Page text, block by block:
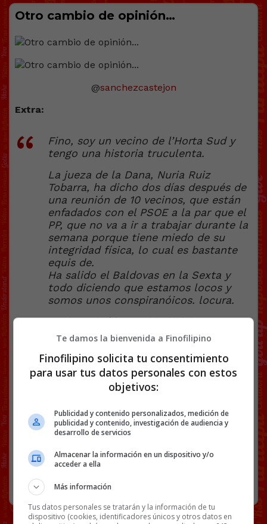
Otro cambio de opinión…
@sanchezcastejon
Extra:
Fino, soy un vecino de l’Horta Sud y
tengo una historia truculenta.
La jueza de la Dana, Nuria Ruiz
Tobarra, ha dicho dos días después de
una reunión de 10 vecinos, que están
enfadados con el PSOE a la par que el
PP, que no va a ir a trabajar durante la
semana porque tiene miedo de su
integridad física, lo cual es bastante
equis de.
Ha salido el Baldovas en la Sexta y
todo diciendo que estamos locos y
somos unos conspiranóicos. locura.
Te dejo el vídeo y ellinkdel resumen!
Meo sentao. @Marc
Facebook
Twitter
WhatsApp
Gmail
Copy
Link
40 COMENTARIOS
RANDOM
Te damos la bienvenida a Finofilipino
Finofilipino solicita tu consentimiento
para usar tus datos personales con estos
objetivos:
Publicidad y contenido personalizados, medición de
publicidad y contenido, investigación de audiencia y
desarrollo de servicios
Almacenar la información en un dispositivo y/o
acceder a ella
Más información
Tus datos personales se tratarán y la información de tu
dispositivo (cookies, identificadores únicos y otros datos en